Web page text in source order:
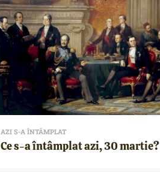
AZI S-A ÎNTÂMPLAT
Ce s-a întâmplat azi, 30 martie?